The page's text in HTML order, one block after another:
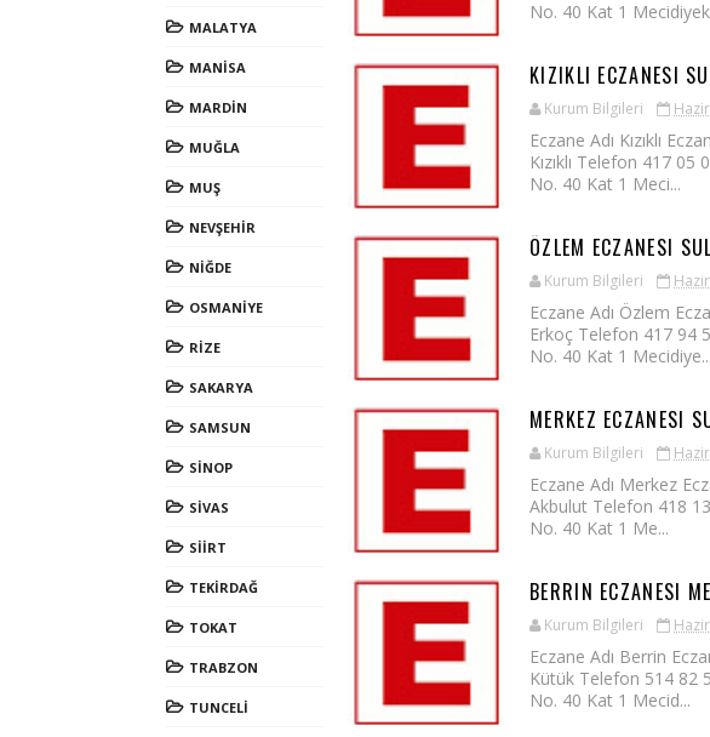
MALATYA
MANİSA
MARDİN
MUĞLA
MUŞ
NEVŞEHİR
NİĞDE
OSMANİYE
RİZE
SAKARYA
SAMSUN
SİNOP
SİVAS
SİİRT
TEKİRDAĞ
TOKAT
TRABZON
TUNCELİ
No. 40 Kat 1
KIZIKLI ECZANESI
Kurum Bilgileri
Eczane Adı Kızıklı
Kızıklı Telefon 417
No. 40 Kat 1 Meci...
ÖZLEM ECZANESI
Kurum Bilgileri
Eczane Adı Özlem
Erkoç Telefon 417 94
No. 40 Kat 1 Mecidiye...
MERKEZ ECZANESI
Kurum Bilgileri
Eczane Adı Merkez
Akbulut Telefon 418
No. 40 Kat 1 Me...
BERRIN ECZANESI
Kurum Bilgileri
Eczane Adı Berrin
Kütük Telefon 514 82
No. 40 Kat 1 Mecid...